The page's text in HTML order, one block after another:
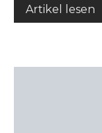
Artikel lesen